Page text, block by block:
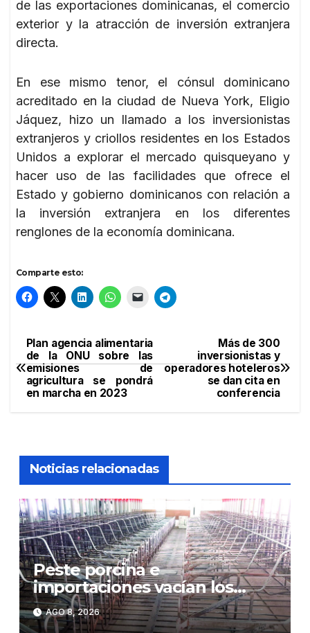
de las exportaciones dominicanas, el comercio
exterior y la atracción de inversión extranjera
directa.
En ese mismo tenor, el cónsul dominicano
acreditado en la ciudad de Nueva York, Eligio
Jáquez, hizo un llamado a los inversionistas
extranjeros y criollos residentes en los Estados
Unidos a explorar el mercado quisqueyano y
hacer uso de las facilidades que ofrece el
Estado y gobierno dominicanos con relación a
la inversión extranjera en los diferentes
renglones de la economía dominicana.
Comparte esto:
Navegación
de
Más de 300
inversionistas y
operadores hoteleros
se dan cita en
conferencia
Plan agencia alimentaria
de la ONU sobre las
emisiones de
agricultura se pondrá
en marcha en 2023
Noticias relacionadas
Peste porcina e
importaciones vacían los
corrales de Monte Adentro en
Licey
AGO 8, 2026